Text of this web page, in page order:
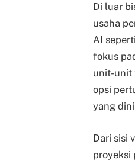
Di luar
usaha
AI
fokus
unit-unit
opsi
yang
Dari sisi
proyeksi